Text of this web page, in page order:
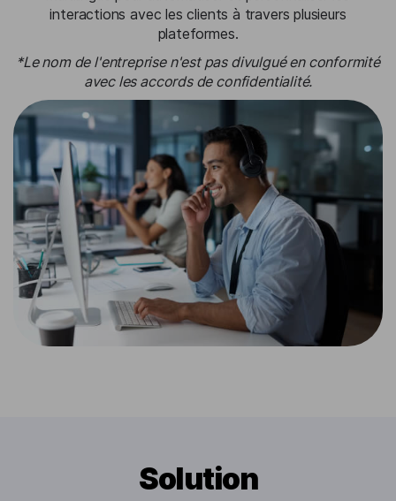
interactions avec les clients à travers plusieurs
plateformes.
*Le nom de l'entreprise n'est pas divulgué en conformité
avec les accords de confidentialité.
Solution